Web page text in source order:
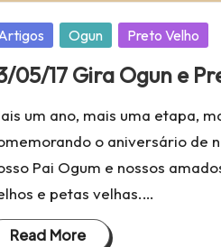
Ogun Preto Velho
05/17 Gira Ogun e
um ano, mais uma etapa,
o aniversário de
Pai Ogum e nossos
e petas velhas.…
Read More